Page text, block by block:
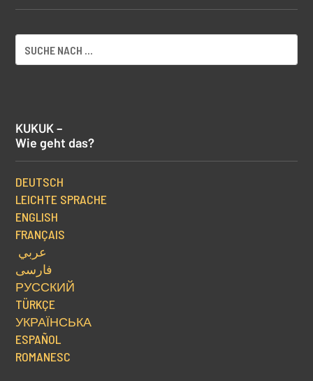
KUKUK –
Wie geht das?
DEUTSCH
LEICHTE SPRACHE
ENGLISH
FRANÇAIS
عربي
فارسی
РУССКИЙ
TÜRKÇE
УКРАЇНСЬКА
ESPAÑOL
ROMANESC